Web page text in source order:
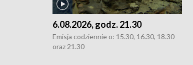
6.08.2026, godz. 21.30
Emisja codziennie o: 15.30, 16.30, 18.30
oraz 21.30